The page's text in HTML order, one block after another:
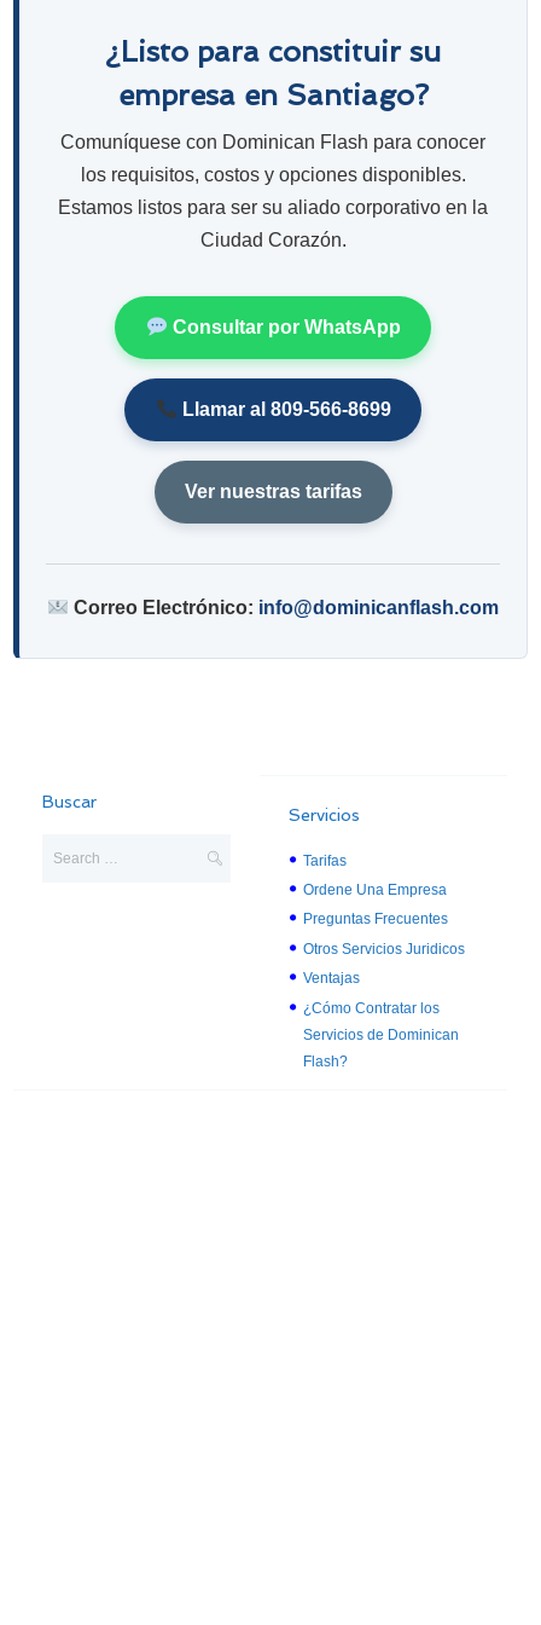
¿Listo para constituir su
empresa en Santiago?
Comuníquese con Dominican Flash para conocer
los requisitos, costos y opciones disponibles.
Estamos listos para ser su aliado corporativo en la
Ciudad Corazón.
Consultar por WhatsApp
Llamar al 809-566-8699
Ver nuestras tarifas
Correo Electrónico: info@dominicanflash.com
Buscar
Servicios
Tarifas
Ordene Una Empresa
Preguntas Frecuentes
Otros Servicios Juridicos
Ventajas
¿Cómo Contratar los
Servicios de Dominican
Flash?